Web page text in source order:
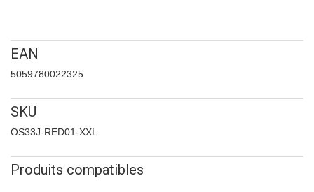
EAN
5059780022325
SKU
OS33J-RED01-XXL
Produits compatibles